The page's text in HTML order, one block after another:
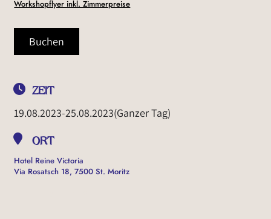
Workshopflyer inkl. Zimmerpreise
Buchen
ZEIT
19.08.2023-25.08.2023(Ganzer Tag)
ORT
Hotel Reine Victoria
Via Rosatsch 18, 7500 St. Moritz